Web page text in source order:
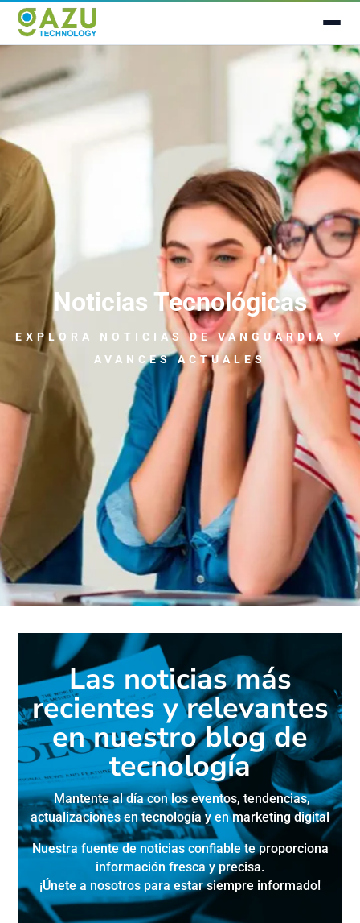
Noticias Tecnológicas
EXPLORA NOTICIASDE VANGUARDIA Y
AVANCES ACTUALES
Las noticias más
recientes y relevantes
en nuestro blog de
tecnología
Mantente al día con los eventos, tendencias,
actualizaciones entecnología y en marketing digital
Nuestra fuente de noticias confiable te proporciona
información fresca y precisa.
¡Únete a nosotros para estar siempre informado!